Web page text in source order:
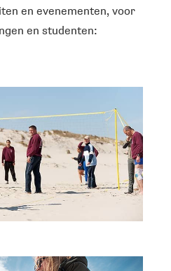
en evenementen, voor
en studenten: